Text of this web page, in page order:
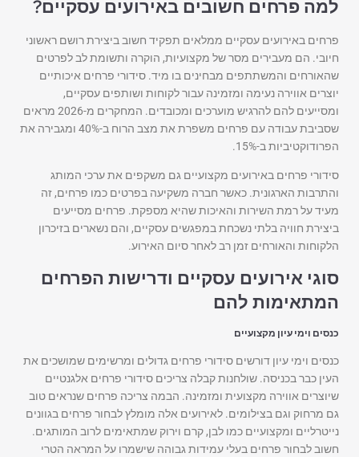
למה פרחים חשובים באירועים עסקיים?
פרחים באירועים עסקיים ממלאים תפקיד חשוב ביצירת רושם ראשוני
חיובי. הם מעבירים מסר של מקצועיות, הוקרה ותשומת לב לפרטים
שהאורחים והמשתתפים מבחינים בו מיד. סידורי פרחים איכותיים
יוצרים אווירה נעימה ומזמינה עבור לקוחות ושותפים עסקיים,
ומסייעים להם להרגיש מוערכים ומכובדים. המחקרים מ-2026 מראים
שסביבת עבודה עם פרחים משפרת את מצב הרוח ב-40% ומגבירה את
הפרודוקטיביות ב-15%.
סידורי פרחים באירועים מקצועיים גם משקפים את ערכי המותג
והתרבות הארגונית. כאשר חברה משקיעה בפרטים כמו פרחים, זה
מעיד על רמת השירות והאיכות שהיא מספקת. פרחים מסייעים
ביצירת חוויה בלתי נשכחת במפגשים עסקיים, והם נשארים בזיכרון
הלקוחות והאורחים זמן רב לאחר סיום האירוע.
סוגי אירועים עסקיים ודרישות הפרחים
המתאימות להם
כנסים וימי עיון מקצועיים
כנסים וימי עיון דורשים סידורי פרחים גדולים ומרשימים שמושכים את
העין כבר בכניסה. שולחנות קבלה צריכים סידורי פרחים אלגנטיים
שיוצרים אווירה מקצועית ומזמינה. הבמה צריכה פרחים שנראים טוב
גם מרחוק וגם בצילומים. לאירועים אלה מומלץ לבחור פרחים בגוונים
נייטרליים ומקצועיים כמו לבן, קרם וירוק שמתאימים לרוב המותגים.
חשוב לבחור פרחים בעלי עמידות גבוהה שישמרו על המראה הטרי